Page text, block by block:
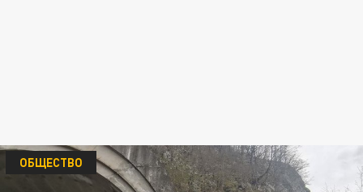
ОБЩЕСТВО